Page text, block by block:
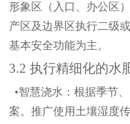
形象区（入口、办公区
产区及边界区执行二级
基本安全功能为主。
3.2 执行精细化的水
•智慧浇水：根据季节
案。推广使用土壤湿度